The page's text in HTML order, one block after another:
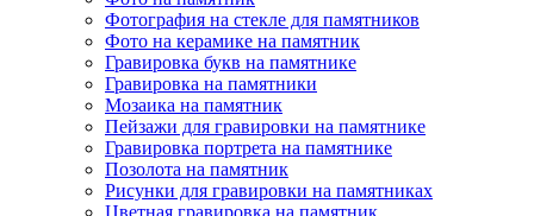
Фотография на стекле для памятников
Фото на керамике на памятник
Гравировка букв на памятнике
Гравировка на памятники
Мозаика на памятник
Пейзажи для гравировки на памятнике
Гравировка портрета на памятнике
Позолота на памятник
Рисунки для гравировки на памятниках
Цветная гравировка на памятник